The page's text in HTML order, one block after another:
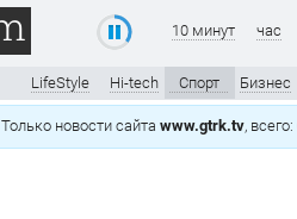
10 минут час
LifeStyle Hi-tech Спорт Бизнес
Только новости сайта www.gtrk.tv, всего: